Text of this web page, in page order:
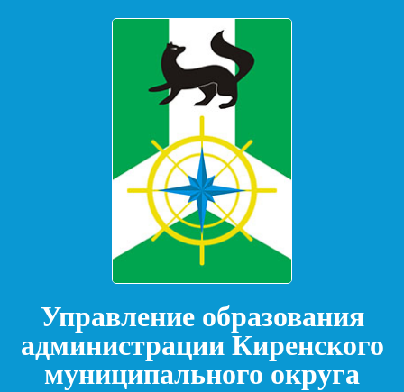
Управление образования
администрации Киренского
муниципального округа